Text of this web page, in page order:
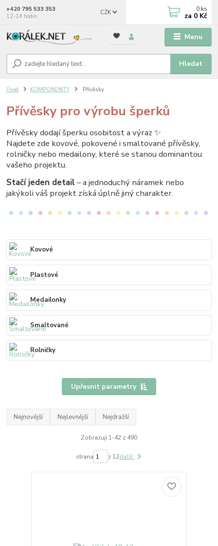
Menu
CZK
Hledat
+420 795 533 353
12-14 hodin
0 ks
za 0 Kč
Úvod KOMPONENTY Přívěsky
Přívěsky pro výrobu šperků
Přívěsky dodají šperku osobitost a výraz ✨
Najdete zde kovové, pokovené i smaltované přívěsky,
rolničky nebo medailony, které se stanou dominantou
vašeho projektu.
Stačí jeden detail – a jednoduchý náramek nebo
jakýkoli váš projekt získá úplně jiný charakter.
Kovové
Plastové
Medailonky
Smaltované
Rolničky
Upřesnit parametry
Nejnovější Nejlevnější Nejdražší
Zobrazuji 1-42 z 490
strana z 12další